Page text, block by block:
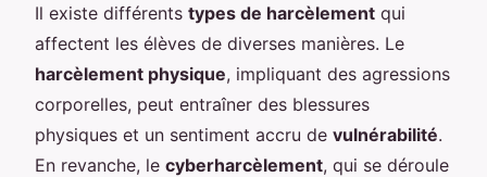
Il existe différents types de harcèlement qui
affectent les élèves de diverses manières. Le
harcèlement physique, impliquant des agressions
corporelles, peut entraîner des blessures
physiques et un sentiment accru de vulnérabilité.
En revanche, le cyberharcèlement, qui se déroule